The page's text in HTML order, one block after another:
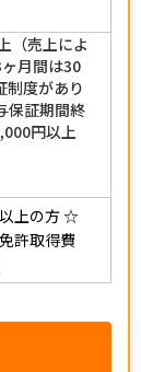
（売上によ
月間は30
制度があり
保証期間終
円以上
上の方☆
許取得費